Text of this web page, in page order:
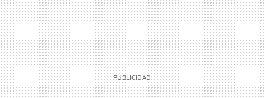
MAIL